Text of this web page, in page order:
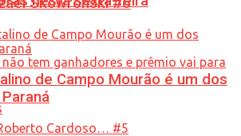
de Campo Mourão é um dos